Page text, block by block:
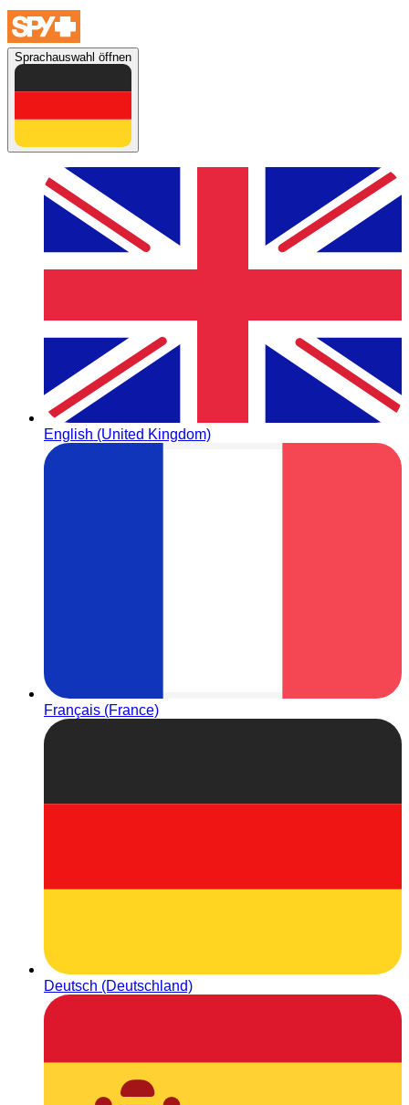
Sprachauswahl öffnen
English (United Kingdom)
Français (France)
Deutsch (Deutschland)